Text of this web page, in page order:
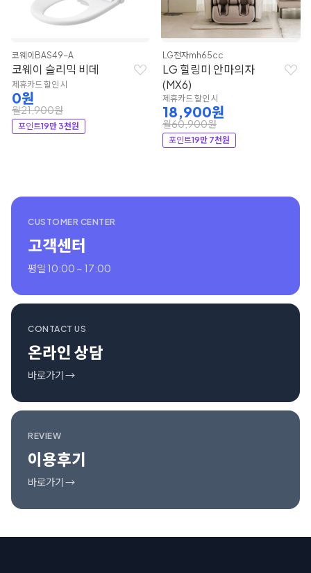
코웨이 BAS49-A
코웨이 슬리믹 비데
제휴카드 할인 시
0원
월21,900원
포인트19만 3천원
LG전자mh65cc
LG 힐링미 안마의자
(MX6)
제휴카드 할인 시
18,900원
월60,900원
포인트19만 7천원
CUSTOMER CENTER
고객센터
평일 10:00 ~ 17:00
CONTACT US
온라인 상담
바로가기 →
REVIEW
이용후기
바로가기 →